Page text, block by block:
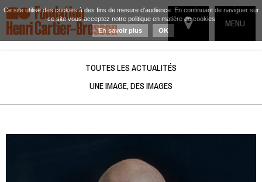
TOGGLE
MENU
TOUTES LES ACTUALITÉS
UNE IMAGE, DES IMAGES
Ce site utilise des cookies à des fins de mesure d'audience. En continuant de naviguer sur
ce site vous acceptez notre politique en matière de cookies
En savoir plus
OK